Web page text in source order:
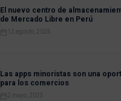
El nuevo centro de
de Mercado Libre en Perú
12 agosto, 2025
Las apps minoristas son una
para los comercios
2 mayo, 2025